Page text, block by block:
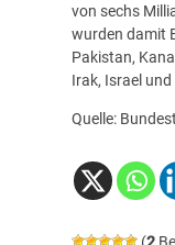
von sechs
wurden damit
Pakistan,
Irak, Israel
Quelle:
(2